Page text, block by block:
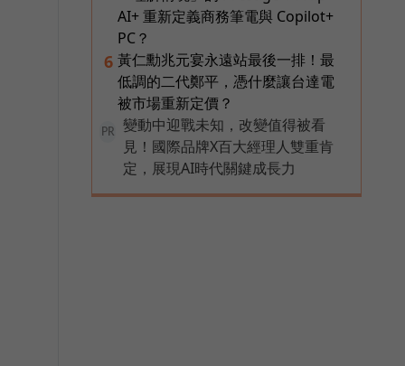
AI+ 重新定義商務筆電與 Copilot+
PC？
6 黃仁勳兆元宴永遠站最後一排！最
低調的二代鄭平，憑什麼讓台達電
被市場重新定價？
PR
變動中迎戰未知，改變值得被看
見！國際品牌X百大經理人雙重肯
定，展現AI時代關鍵成長力